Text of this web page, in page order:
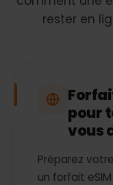
rester en
pour
vous
Préparez
un forfait